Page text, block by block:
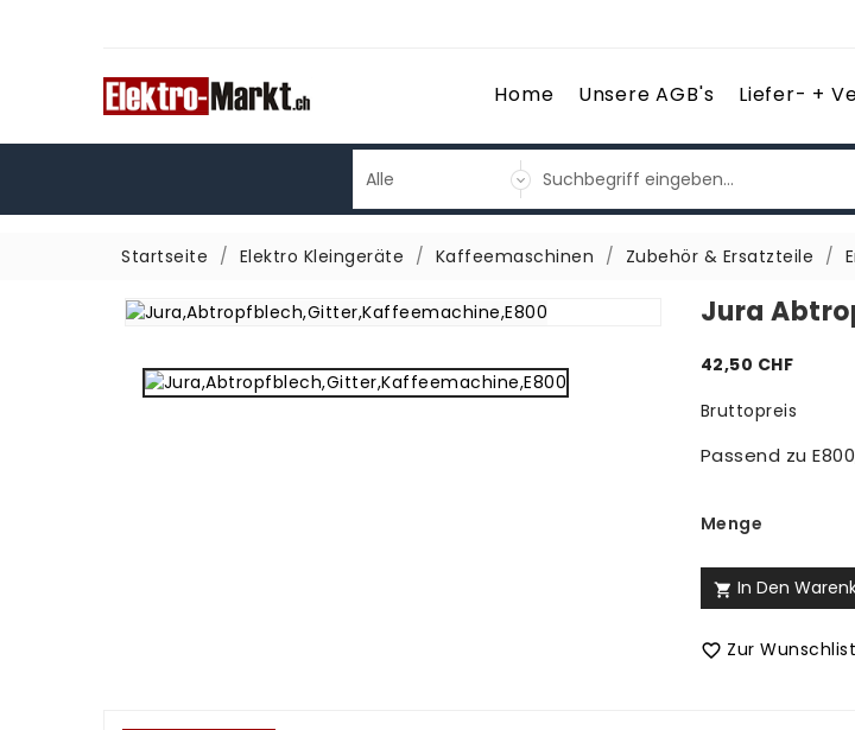
Home Unsere AGB's Liefer- +
Startseite Elektro Kleingeräte Kaffeemaschinen Zubehör & Ersatzteile
Jura
42,50 CHF
Bruttopreis
Passend zu
Menge
 In Den
 Zur